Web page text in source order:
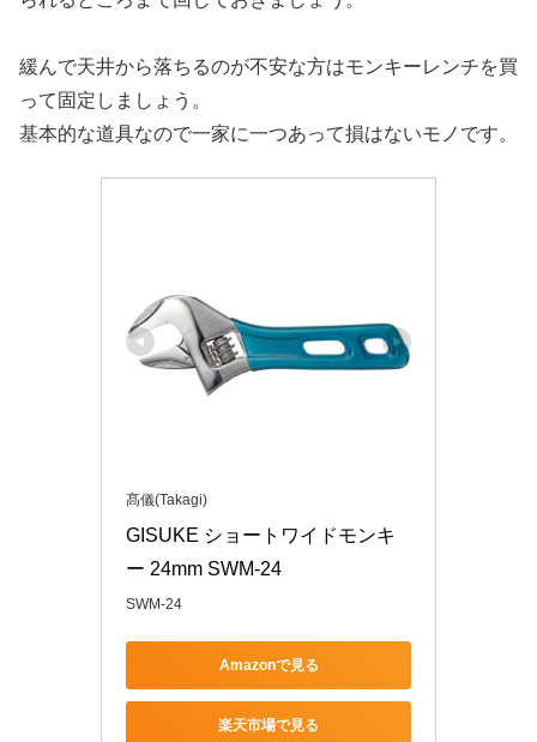
緩んで天井から落ちるのが不安な方はモンキーレンチを買
って固定しましょう。
基本的な道具なので一家に一つあって損はないモノです。
髙儀(Takagi)
GISUKE ショートワイドモンキ
ー 24mm SWM-24
SWM-24
Amazonで見る
楽天市場で見る